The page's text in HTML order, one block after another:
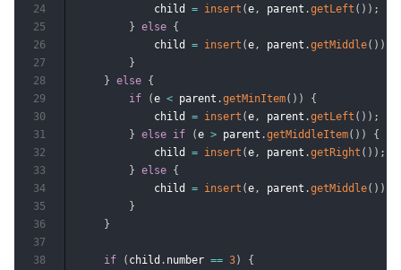
            child
= insert (e , parent .getLeft ( ) ) ;
} else {
            child
= insert (e , parent .getMiddle( ) )
}
} else {
if
(e < parent .getMinItem( ) )
{
            child
= insert (e , parent .getLeft ( ) ) ;
} else if (e > parent .getMiddleItem( ) )
{
            child
= insert (e , parent .getRight ( ) ) ;
} else {
            child
= insert (e , parent .getMiddle( ) )
}
}
if ( child . number == 3)
{
24
25
26
27
28
29
30
31
32
33
34
35
36
37
38